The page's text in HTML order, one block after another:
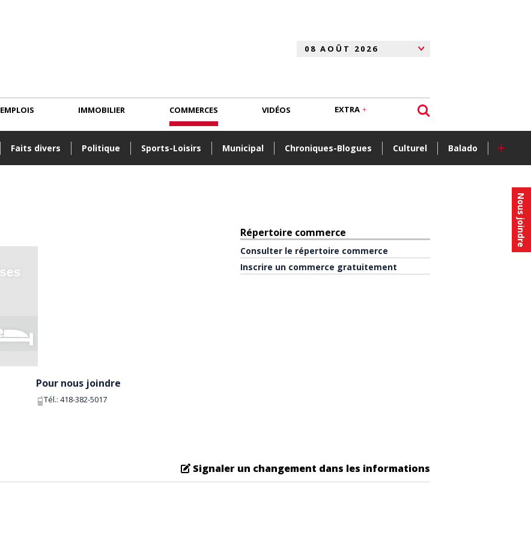
Nous joindre
Faits divers Politique Sports-Loisirs Municipal Chroniques-Blogues Culturel Balado +
EMPLOIS IMMOBILIER COMMERCES VIDÉOS EXTRA
Pour nous joindre
Tél.: 418-382-5017
Répertoire commerce
Consulter le répertoire commerce
Inscrire un commerce gratuitement
Signaler un changement dans les informations